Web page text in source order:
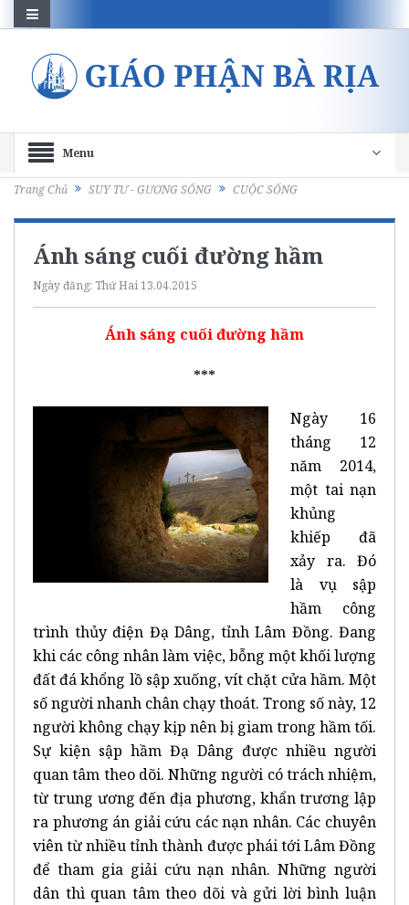
Menu
Trang Chủ SUY TƯ - GƯƠNG SỐNG CUỘC SỐNG
Ánh sáng cuối đường hầm
Ngày đăng: Thứ Hai 13.04.2015
Ánh sáng cuối đường hầm
***
Ngày 16
tháng 12
năm 2014,
một tai nạn
khủng
khiếp đã
xảy ra. Đó
là vụ sập
hầm công
trình thủy điện Đạ Dâng, tỉnh Lâm Đồng. Đang
khi các công nhân làm việc, bỗng một khối lượng
đất đá khổng lồ sập xuống, vít chặt cửa hầm. Một
số người nhanh chân chạy thoát. Trong số này, 12
người không chạy kịp nên bị giam trong hầm tối.
Sự kiện sập hầm Đạ Dâng được nhiều người
quan tâm theo dõi. Những người có trách nhiệm,
từ trung ương đến địa phương, khẩn trương lập
ra phương án giải cứu các nạn nhân. Các chuyên
viên từ nhiều tỉnh thành được phái tới Lâm Đồng
để tham gia giải cứu nạn nhân. Những người
dân thì quan tâm theo dõi và gửi lời bình luận